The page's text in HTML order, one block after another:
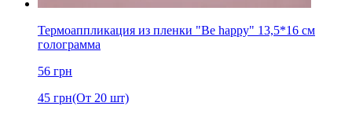
Термоаппликация из пленки "Be happy" 13,5*16 см
голограмма
56 грн
45 грн(От 20 шт)